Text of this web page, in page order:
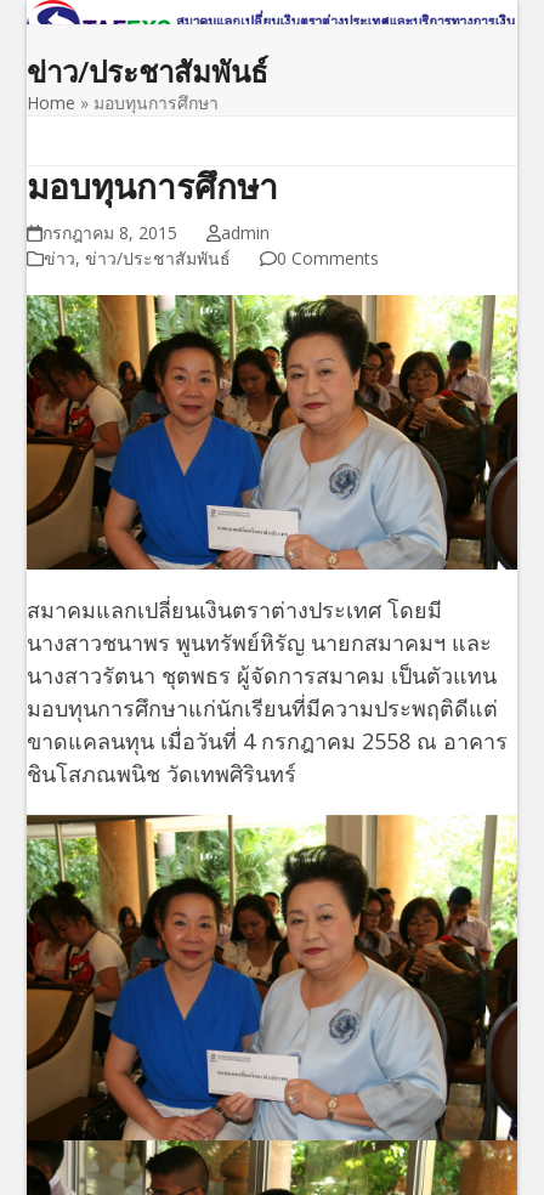
Skip
content
Open
mobile
menu
Close
mobile
menu
ข่าว/ประชาสัมพันธ์
Home » มอบทุนการศึกษา
มอบทุนการศึกษา
กรกฎาคม 8, 2015
admin
ข่าว,ข่าว/ประชาสัมพันธ์ 0 Comments
สมาคมแลกเปลี่ยนเงินตราต่างประเทศ โดยมี
นางสาวชนาพร พูนทรัพย์หิรัญ นายกสมาคมฯ และ
นางสาวรัตนา ชุตพธร ผู้จัดการสมาคม เป็นตัวแทน
มอบทุนการศึกษาแก่นักเรียนที่มีความประพฤติดีแต่
ขาดแคลนทุน เมื่อวันที่ 4 กรกฎาคม 2558 ณ อาคาร
ชินโสภณพนิช วัดเทพศิรินทร์